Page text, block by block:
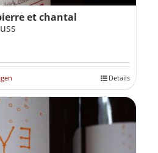
et chantal
Details